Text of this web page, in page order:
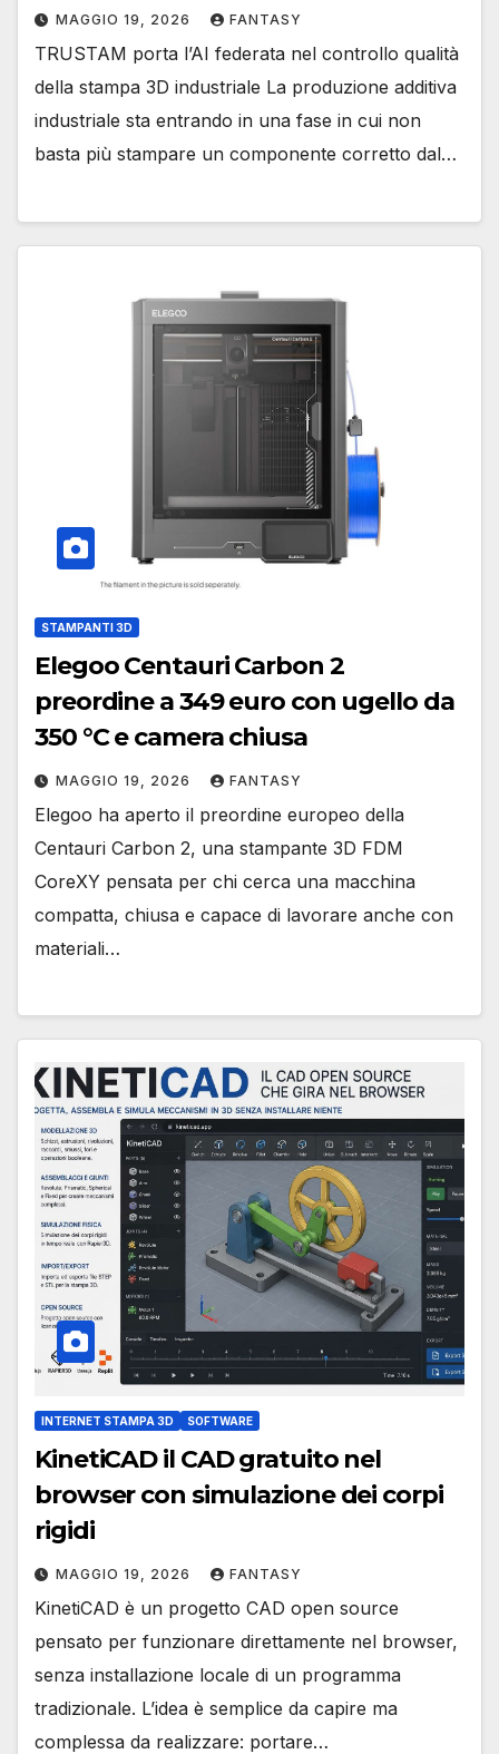
MAGGIO 19, 2026 FANTASY
TRUSTAM porta l’AI federata nel controllo qualità
della stampa 3D industriale La produzione additiva
industriale sta entrando in una fase in cui non
basta più stampare un componente corretto dal…
STAMPANTI 3D
Elegoo Centauri Carbon 2
preordine a 349 euro con ugello da
350 °C e camera chiusa
MAGGIO 19, 2026 FANTASY
Elegoo ha aperto il preordine europeo della
Centauri Carbon 2, una stampante 3D FDM
CoreXY pensata per chi cerca una macchina
compatta, chiusa e capace di lavorare anche con
materiali…
INTERNET STAMPA 3D SOFTWARE
KinetiCAD il CAD gratuito nel
browser con simulazione dei corpi
rigidi
MAGGIO 19, 2026 FANTASY
KinetiCAD è un progetto CAD open source
pensato per funzionare direttamente nel browser,
senza installazione locale di un programma
tradizionale. L’idea è semplice da capire ma
complessa da realizzare: portare…